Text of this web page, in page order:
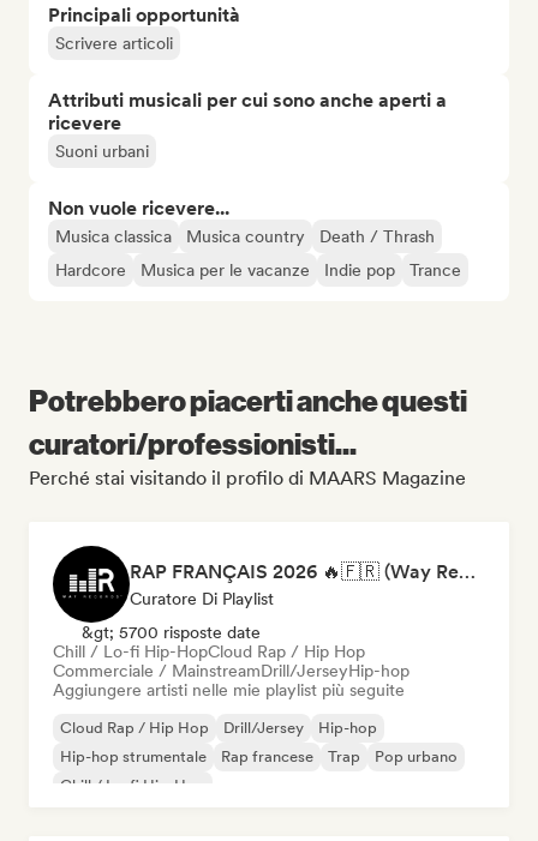
Principali opportunità
Scrivere articoli
Attributi musicali per cui sono anche aperti a
ricevere
Suoni urbani
Non vuole ricevere...
Musica classica Musica country
Death / Thrash
Hardcore
Musica per le vacanze Indie pop Trance
Potrebbero piacerti anche questi
curatori/professionisti...
Perché stai visitando il profilo di MAARS Magazine
RAP FRANÇAIS 2026 🔥🇫🇷 (Way Records)
Curatore Di Playlist
&gt; 5700 risposte date
Chill / Lo-fi Hip-HopCloud Rap / Hip Hop
Commerciale / MainstreamDrill/JerseyHip-hop
Aggiungere artisti nelle mie playlist più seguite
Cloud Rap / Hip Hop Drill/Jersey
Hip-hop
Hip-hop strumentale
Rap francese Trap
Pop urbano
Chill / Lo-fi Hip-Hop